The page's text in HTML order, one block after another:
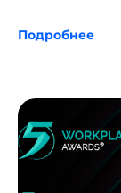
Подробнее